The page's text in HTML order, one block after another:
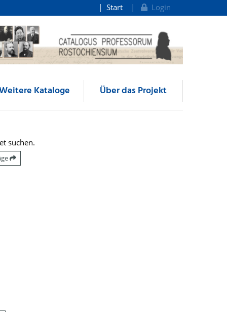
Start Login
Kataloge Über das Projekt
suchen.